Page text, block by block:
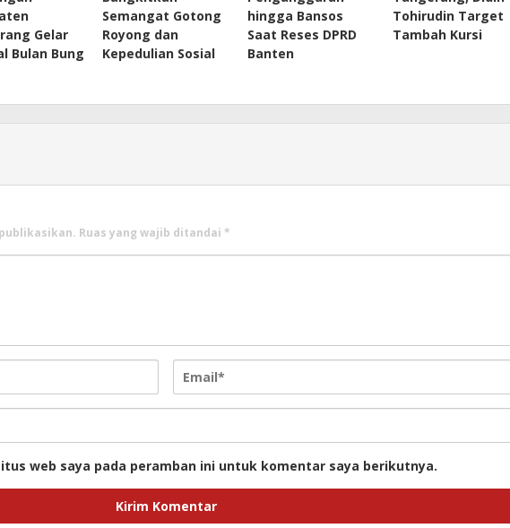
Gelar
Bulan Bung
Semangat Gotong
Royong dan
Kepedulian Sosial
hingga Bansos
Saat Reses DPRD
Banten
Tohirudin Target
Tambah Kursi
Ruas yang wajib ditandai *
web saya pada peramban ini untuk komentar saya berikutnya.